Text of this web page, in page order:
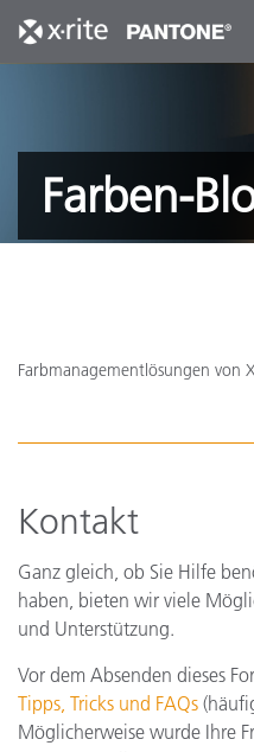
Farben-
Farbmanagementlösungen von
Kontakt
Ganz gleich, ob Sie Hilfe
haben, bieten wir viele
und Unterstützung.
Vor dem Absenden dieses
Tipps, Tricks und FAQs
Möglicherweise wurde Ihre